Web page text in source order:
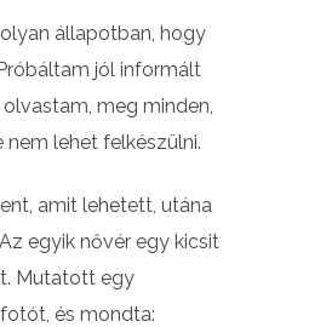
állapotban, hogy
jól informált
meg minden,
nem lehet felkészülni.
amit lehetett, utána
egyik nővér egy kicsit
Mutatott egy
és mondta: